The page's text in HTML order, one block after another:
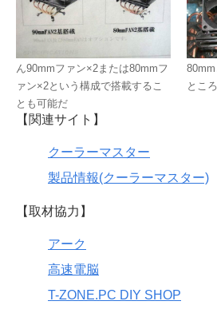
ん90mmファン×2または80mmフ
ァン×2という構成で搭載するこ
とも可能だ
ところ
【関連サイト】
クーラーマスター
製品情報(クーラーマスター)
【取材協力】
アーク
高速電脳
T-ZONE.PC DIY SHOP